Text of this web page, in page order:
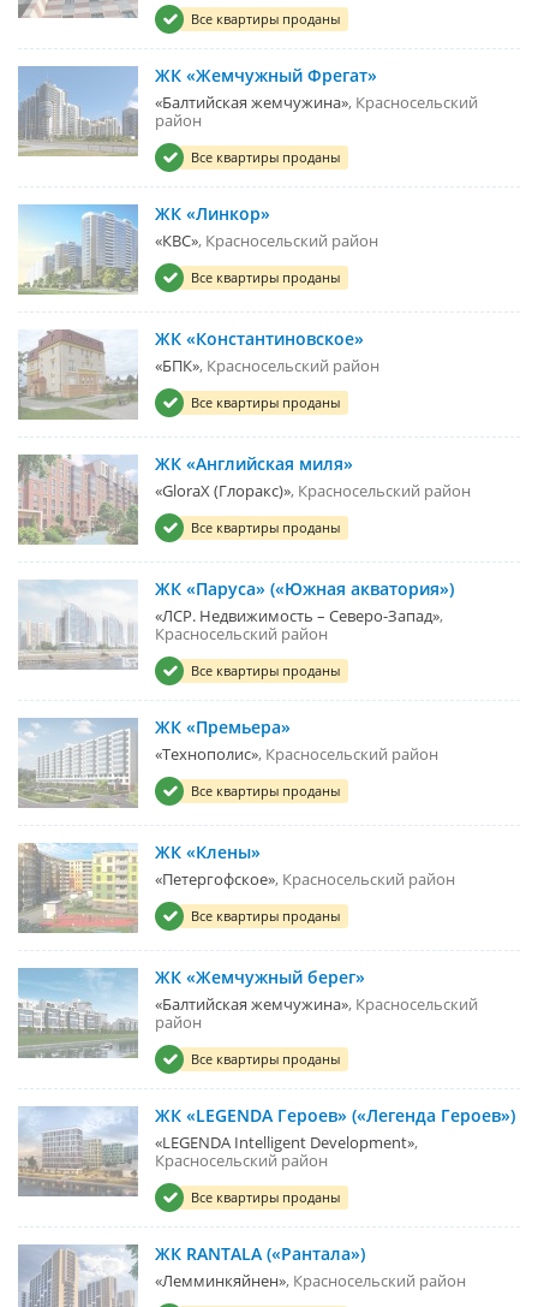
Все квартиры проданы
ЖК «Жемчужный Фрегат»
«Балтийская жемчужина» Красносельский
район
Все квартиры проданы
ЖК «Линкор»
«КВС» Красносельский район
Все квартиры проданы
ЖК «Константиновское»
«БПК» Красносельский район
Все квартиры проданы
ЖК «Английская миля»
«GloraX (Глоракс)» Красносельский район
Все квартиры проданы
ЖК «Паруса» («Южная акватория»)
«ЛСР. Недвижимость – Северо-Запад»
Красносельский район
Все квартиры проданы
ЖК «Премьера»
«Технополис» Красносельский район
Все квартиры проданы
ЖК «Клены»
«Петергофское» Красносельский район
Все квартиры проданы
ЖК «Жемчужный берег»
«Балтийская жемчужина» Красносельский
район
Все квартиры проданы
ЖК «LEGENDA Героев» («Легенда Героев»)
«LEGENDA Intelligent Development»
Красносельский район
Все квартиры проданы
ЖК RANTALA («Рантала»)
«Лемминкяйнен» Красносельский район